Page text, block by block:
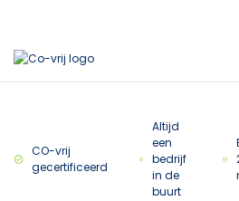
CO-vrij
gecertificeerd
Altijd
een
bedrijf
in de
buurt